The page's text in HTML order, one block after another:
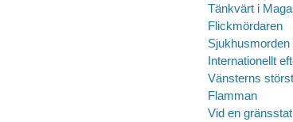
Tänkvärt i
Flickmördaren
Internationellt
Vänsterns
Flamman
Vid en